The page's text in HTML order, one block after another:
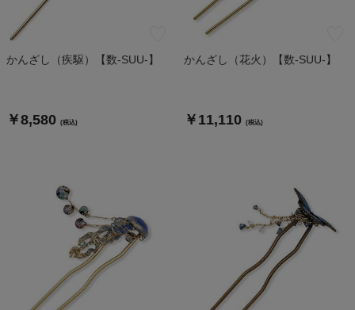
かんざし（疾駆）【数-SUU-】
￥8,580 (税込)
かんざし（花火）【数-SUU-】
￥11,110 (税込)